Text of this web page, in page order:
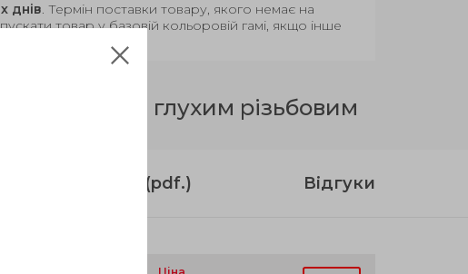
днів. Термін поставки товару, якого немає на
товар у базовій кольоровій гамі, якщо інше
глухим різьбовим
Інструкція (pdf.) Відгуки